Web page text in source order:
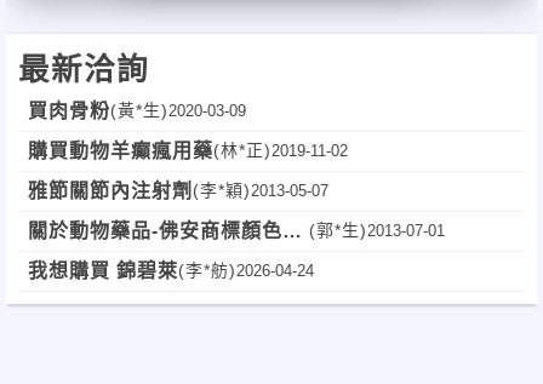
最新洽詢
買肉骨粉(黃*生)2020-03-09
購買動物羊癲瘋用藥(林*正)2019-11-02
雅節關節內注射劑 (李*穎)2013-05-07
關於動物藥品-佛安商標顏色問
題
(郭*生)2013-07-01
我想購買 錦碧萊(李*舫)2026-04-24